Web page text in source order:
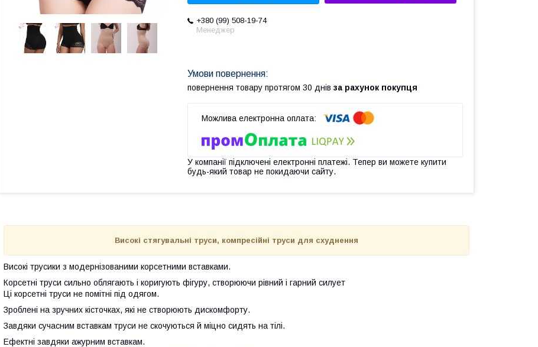
+380 (99) 508-19-74
Менеджер
повернення товару протягом 30 днів за рахунок покупця
У компанії підключені електронні платежі. Тепер ви можете купити
будь-який товар не покидаючи сайту.
Високі стягувальні труси, компресійні труси для схуднення
Високі трусики з модернізованими корсетними вставками.
Корсетні труси сильно облягають і коригують фігуру, створюючи рівний і гарний силует
Ці корсетні труси не помітні під одягом.
Зроблені на зручних кісточках, які не створюють дискомфорту.
Завдяки сучасним вставкам труси не скочуються й міцно сидять на тілі.
Ефектні завдяки ажурним вставкам.